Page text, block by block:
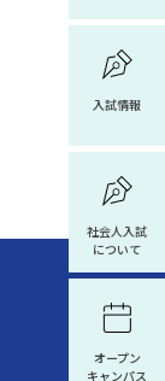
入試情報
社会人入試
について
オープン
キャンパス